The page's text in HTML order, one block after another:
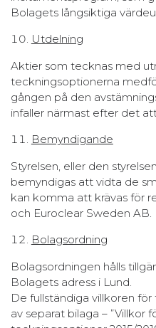
Bolagets långsiktiga
Utdelning
Aktier som tecknas med
teckningsoptionerna
gången på den
infaller närmast efter det
Bemyndigande
Styrelsen, eller den
bemyndigas att vidta de
kan komma att krävas för
och Euroclear Sweden AB.
Bolagsordning
Bolagsordningen hålls
Bolagets adress i Lund.
De fullständiga villkoren
av separat bilaga – ”Villkor